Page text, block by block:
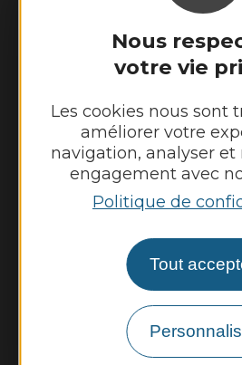
Nous
votre vie
Les cookies nous sont
améliorer votre
navigation, analyser et
engagement avec
Politique de
Tout
Lundi et mardi de 8h45 à
Jeudi et vendredi de 8h45
Nous contacter
Panneau pocket
Météo
Vie municipale
Démarches, infos